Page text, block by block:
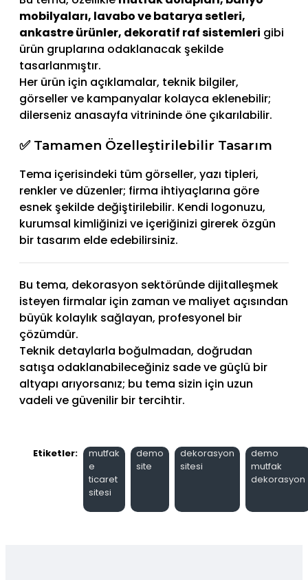
mobilyaları, lavabo ve batarya setleri,
ankastre ürünler, dekoratif raf sistemleri gibi
ürün gruplarına odaklanacak şekilde
tasarlanmıştır.
Her ürün için açıklamalar, teknik bilgiler,
görseller ve kampanyalar kolayca eklenebilir;
dilerseniz anasayfa vitrininde öne çıkarılabilir.
✅ Tamamen Özelleştirilebilir Tasarım
Tema içerisindeki tüm görseller, yazı tipleri,
renkler ve düzenler; firma ihtiyaçlarına göre
esnek şekilde değiştirilebilir. Kendi logonuzu,
kurumsal kimliğinizi ve içeriğinizi girerek özgün
bir tasarım elde edebilirsiniz.
Bu tema, dekorasyon sektöründe dijitalleşmek
isteyen firmalar için zaman ve maliyet açısından
büyük kolaylık sağlayan, profesyonel bir
çözümdür.
Teknik detaylarla boğulmadan, doğrudan
satışa odaklanabileceğiniz sade ve güçlü bir
altyapı arıyorsanız; bu tema sizin için uzun
vadeli ve güvenilir bir tercihtir.
Etiketler:
mutfak
e
ticaret
sitesi
demo
site
dekorasyon
sitesi
demo
mutfak
dekorasyon